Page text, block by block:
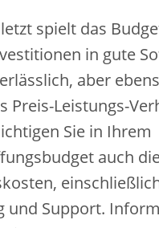
spielt das
in gute
aber
Preis-Leistungs-
Sie in Ihrem
auch
und Support.